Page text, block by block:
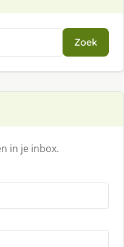
Zoek
in je inbox.